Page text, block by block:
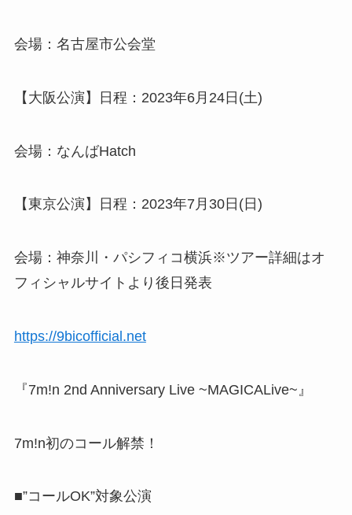
会場：名古屋市公会堂
【大阪公演】日程：2023年6月24日(土)
会場：なんばHatch
【東京公演】日程：2023年7月30日(日)
会場：神奈川・パシフィコ横浜※ツアー詳細はオ
フィシャルサイトより後日発表
https://9bicofficial.net
『7m!n 2nd Anniversary Live ~MAGICALive~』
7m!n初のコール解禁！
■”コールOK”対象公演